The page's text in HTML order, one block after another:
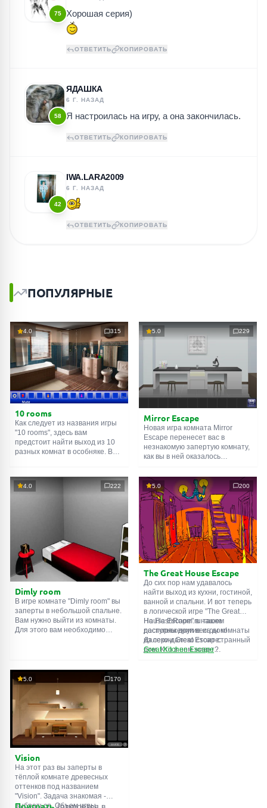
75 Хорошая серия)
ОТВЕТИТЬ КОПИРОВАТЬ
58
ЯДАШКА
6 Г. НАЗАД
Я настроилась на игру, а она закончилась.
ОТВЕТИТЬ КОПИРОВАТЬ
42
IWA.LARA2009
6 Г. НАЗАД
ОТВЕТИТЬ КОПИРОВАТЬ
ПОПУЛЯРНЫЕ
4.0 315
10 rooms
Как следует из названия игры
"10 rooms", здесь вам
предстоит найти выход из 10
разных комнат в особняке. В
их, чтобы выйти. Выход из
одной комнаты является
5.0 229
Mirror Escape
Новая игра комната Mirror
Escape перенесет вас в
незнакомую запертую комнату,
как вы в ней оказалось
смекалки попробуйте решить
все, приготовленные авторами
для вас, головоломки и найти
выход на свободу.
Внимательно осмотрите
помещение, возможно вы
сможете найти какие-нибудь
подсказки. Желаем удачи!
4.0 222
Dimly room
В игре комнате "Dimly room" вы
заперты в небольшой спальне.
Вам нужно выйти из комнаты.
Для этого вам необходимо
5.0 200
The Great House Escape
До сих пор нам удавалось
найти выход из кухни, гостиной,
ванной и спальни. И вот теперь
в логической игре "The Great
House Escape" в нашем
распоряжении весь дом!
Далеко-далеко стоит странный
дом. Кто в нем живет?
На FlashRoom.ru также
доступны другие игры комнаты
из серии Great Escape:
Great Kitchen Escape
5.0 170
Vision
На этот раз вы заперты в
тёплой комнате древесных
оттенков под названием
"Vision". Задача знакомая -
выбраться. Объем игры